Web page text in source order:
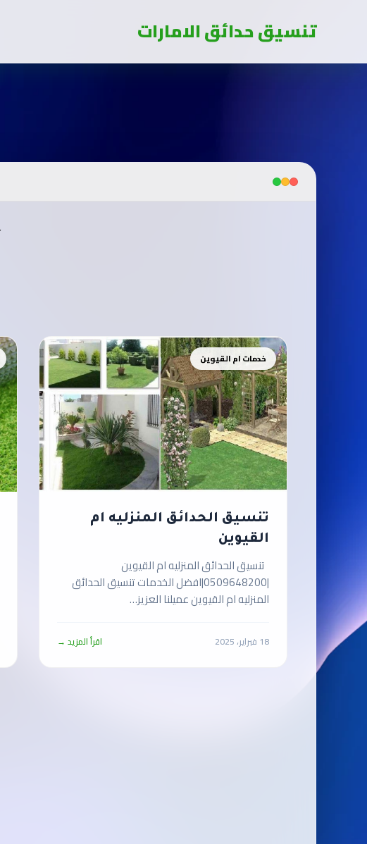
تنسيق حدائق الامارات
خدمات ام القيوين
تنسيق الحدائق المنزليه ام
القيوين
تنسيق الحدائق المنزليه ام القيوين
|0509648200|افضل الخدمات تنسيق الحدائق
المنزليه ام القيوين عميلنا العزيز…
18 فبراير، 2025 اقرأ المزيد →